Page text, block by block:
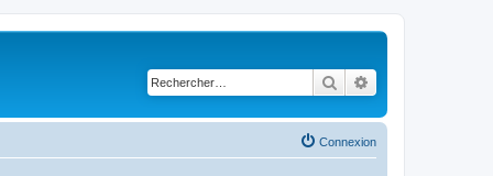
Rechercher
Connexion